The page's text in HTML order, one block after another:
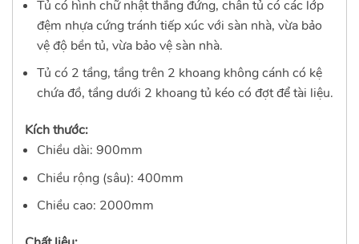
Tủ có hình chữ nhật thẳng đứng, chân tủ có các lớp
đệm nhựa cứng tránh tiếp xúc với sàn nhà, vừa bảo
vệ độ bền tủ, vừa bảo vệ sàn nhà.
Tủ có 2 tầng, tầng trên 2 khoang không cánh có kệ
chứa đồ, tầng dưới 2 khoang tủ kéo có đợt để tài liệu.
Kích thước:
Chiều dài: 900mm
Chiều rộng (sâu): 400mm
Chiều cao: 2000mm